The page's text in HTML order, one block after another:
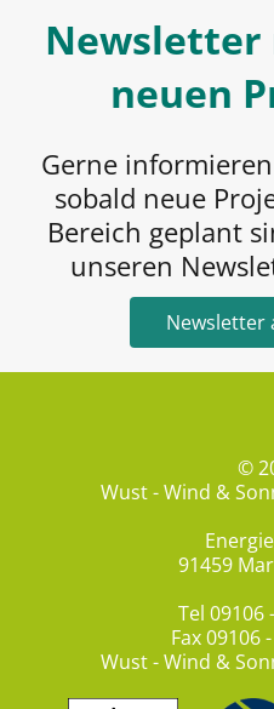
Newsletter
neuen
Gerne
sobald neue
Bereich geplant
unseren
Newsletter
©
Wust - Wind &
91459
Tel 09106
Fax 09106
Wust - Wind &